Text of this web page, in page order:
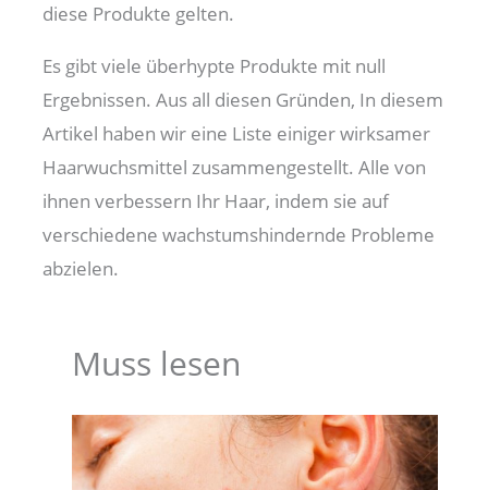
diese Produkte gelten.
Es gibt viele überhypte Produkte mit null
Ergebnissen. Aus all diesen Gründen, In diesem
Artikel haben wir eine Liste einiger wirksamer
Haarwuchsmittel zusammengestellt. Alle von
ihnen verbessern Ihr Haar, indem sie auf
verschiedene wachstumshindernde Probleme
abzielen.
Muss lesen